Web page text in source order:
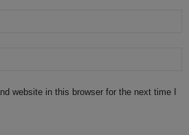
website in this browser for the next time I